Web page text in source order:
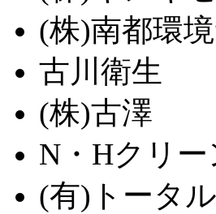
(株)南都環
古川衛生
(株)古澤
N・Hクリ
(有)トータ